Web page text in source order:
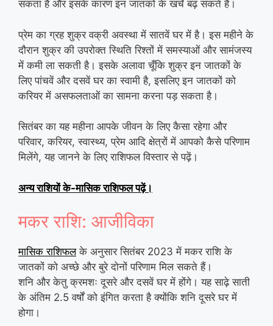
सकता है और इसके कारण इन जातकों के खर्चे बढ़ सकते हैं।
प्रेम का ग्रह शुक्र वक्री अवस्था में सातवें घर में है। इस महीने के
दौरान शुक्र की उपरोक्त स्थिति रिश्तों में समस्याओं और सामंजस्य
में कमी ला सकती है। इसके अलावा चूँकि शुक्र इन जातकों के
लिए पांचवें और दसवें घर का स्वामी है, इसलिए इन जातकों को
करियर में असफलताओं का सामना करना पड़ सकता है।
सितंबर का यह महीना आपके जीवन के लिए कैसा रहेगा और
परिवार, करियर, स्वास्थ्य, प्रेम आदि क्षेत्रों में आपको कैसे परिणाम
मिलेंगे, यह जानने के लिए राशिफल विस्तार से पढ़ें।
अन्य राशियों के-मासिक राशिफल पढ़ें।
मकर राशि: आजीविका
मासिक राशिफलके अनुसार सितंबर 2023 में मकर राशि के
जातकों को अच्छे और बुरे दोनों परिणाम मिल सकते हैं।
शनि और केतु क्रमशः दूसरे और दसवें घर में होंगे। यह साढ़े साती
के अंतिम 2.5 वर्षों को इंगित करता है क्योंकि शनि दूसरे घर में
होगा।